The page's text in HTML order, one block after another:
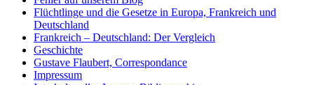
Flüchtlinge und die Gesetze in Europa, Frankreich und
Deutschland
Frankreich – Deutschland: Der Vergleich
Geschichte
Gustave Flaubert, Correspondance
Impressum